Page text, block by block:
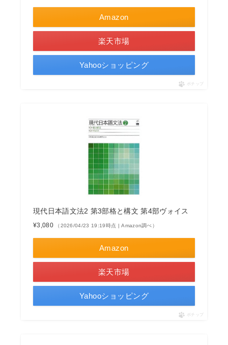
Amazon
楽天市場
Yahooショッピング
ポチップ
現代日本語文法2 第3部格と構文 第4部ヴォイス
¥3,080 （2026/04/23 19:19時点 | Amazon調べ）
Amazon
楽天市場
Yahooショッピング
ポチップ